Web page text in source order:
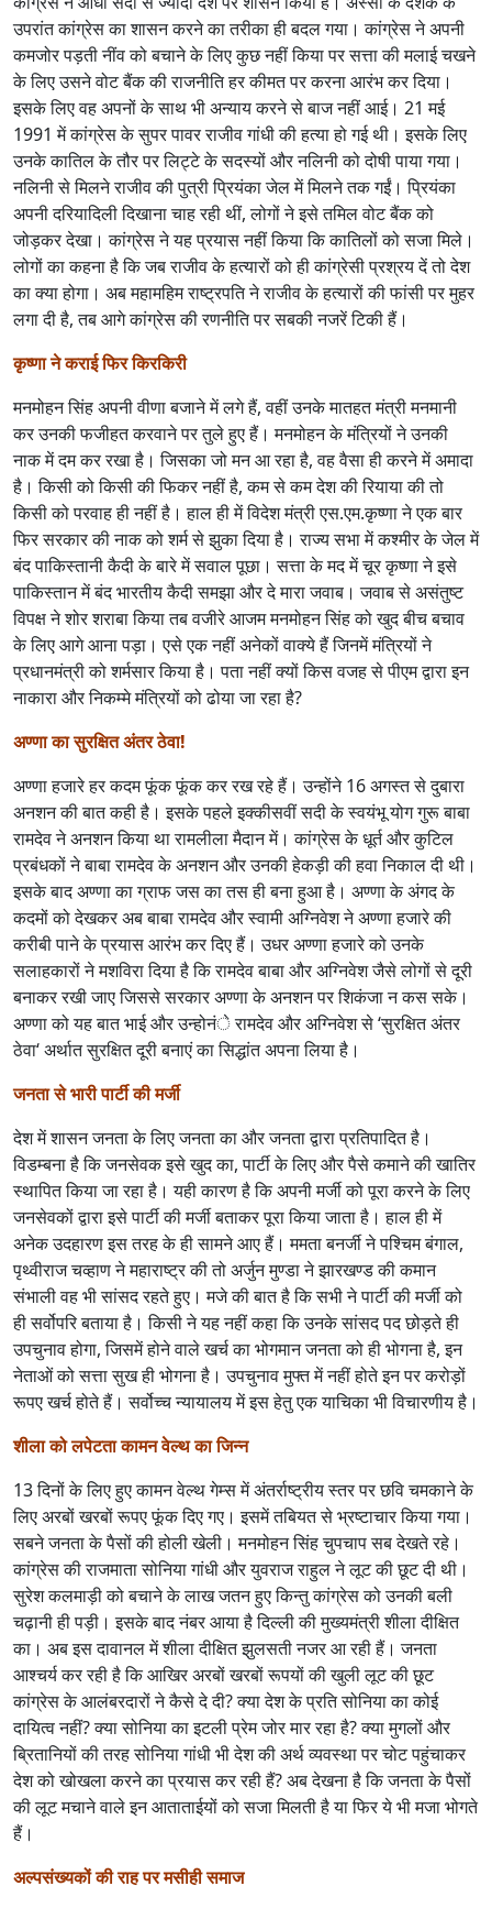
उपरांत कांग्रेस का शासन करने का तरीका ही बदल गया। कांग्रेस ने अपनी
कमजोर पड़ती नींव को बचाने के लिए कुछ नहीं किया पर सत्ता की मलाई चखने
के लिए उसने वोट बैंक की राजनीति हर कीमत पर करना आरंभ कर दिया।
इसके लिए वह अपनों के साथ भी अन्याय करने से बाज नहीं आई। 21 मई
1991 में कांग्रेस के सुपर पावर राजीव गांधी की हत्या हो गई थी। इसके लिए
उनके कातिल के तौर पर लिट्टे के सदस्यों और नलिनी को दोषी पाया गया।
नलिनी से मिलने राजीव की पुत्री प्रियंका जेल में मिलने तक गईं। प्रियंका
अपनी दरियादिली दिखाना चाह रही थीं, लोगों ने इसे तमिल वोट बैंक को
जोड़कर देखा। कांग्रेस ने यह प्रयास नहीं किया कि कातिलों को सजा मिले।
लोगों का कहना है कि जब राजीव के हत्यारों को ही कांग्रेसी प्रश्रय दें तो देश
का क्या होगा। अब महामहिम राष्ट्रपति ने राजीव के हत्यारों की फांसी पर मुहर
लगा दी है, तब आगे कांग्रेस की रणनीति पर सबकी नजरें टिकी हैं।
कृष्णा ने कराई फिर किरकिरी
मनमोहन सिंह अपनी वीणा बजाने में लगे हैं, वहीं उनके मातहत मंत्री मनमानी
कर उनकी फजीहत करवाने पर तुले हुए हैं। मनमोहन के मंत्रियों ने उनकी
नाक में दम कर रखा है। जिसका जो मन आ रहा है, वह वैसा ही करने में अमादा
है। किसी को किसी की फिकर नहीं है, कम से कम देश की रियाया की तो
किसी को परवाह ही नहीं है। हाल ही में विदेश मंत्री एस.एम.कृष्णा ने एक बार
फिर सरकार की नाक को शर्म से झुका दिया है। राज्य सभा में कश्मीर के जेल में
बंद पाकिस्तानी कैदी के बारे में सवाल पूछा। सत्ता के मद में चूर कृष्णा ने इसे
पाकिस्तान में बंद भारतीय कैदी समझा और दे मारा जवाब। जवाब से असंतुष्ट
विपक्ष ने शोर शराबा किया तब वजीरे आजम मनमोहन सिंह को खुद बीच बचाव
के लिए आगे आना पड़ा। एसे एक नहीं अनेकों वाक्ये हैं जिनमें मंत्रियों ने
प्रधानमंत्री को शर्मसार किया है। पता नहीं क्यों किस वजह से पीएम द्वारा इन
नाकारा और निकम्मे मंत्रियों को ढोया जा रहा है?
अण्णा का सुरक्षित अंतर ठेवा!
अण्णा हजारे हर कदम फूंक फूंक कर रख रहे हैं। उन्होंने 16 अगस्त से दुबारा
अनशन की बात कही है। इसके पहले इक्कीसवीं सदी के स्वयंभू योग गुरू बाबा
रामदेव ने अनशन किया था रामलीला मैदान में। कांग्रेस के धूर्त और कुटिल
प्रबंधकों ने बाबा रामदेव के अनशन और उनकी हेकड़ी की हवा निकाल दी थी।
इसके बाद अण्णा का ग्राफ जस का तस ही बना हुआ है। अण्णा के अंगद के
कदमों को देखकर अब बाबा रामदेव और स्वामी अग्निवेश ने अण्णा हजारे की
करीबी पाने के प्रयास आरंभ कर दिए हैं। उधर अण्णा हजारे को उनके
सलाहकारों ने मशविरा दिया है कि रामदेव बाबा और अग्निवेश जैसे लोगों से दूरी
बनाकर रखी जाए जिससे सरकार अण्णा के अनशन पर शिकंजा न कस सके।
अण्णा को यह बात भाई और उन्होनंे रामदेव और अग्निवेश से ‘सुरक्षित अंतर
ठेवा‘ अर्थात सुरक्षित दूरी बनाएं का सिद्धांत अपना लिया है।
जनता से भारी पार्टी की मर्जी
देश में शासन जनता के लिए जनता का और जनता द्वारा प्रतिपादित है।
विडम्बना है कि जनसेवक इसे खुद का, पार्टी के लिए और पैसे कमाने की खातिर
स्थापित किया जा रहा है। यही कारण है कि अपनी मर्जी को पूरा करने के लिए
जनसेवकों द्वारा इसे पार्टी की मर्जी बताकर पूरा किया जाता है। हाल ही में
अनेक उदहारण इस तरह के ही सामने आए हैं। ममता बनर्जी ने पश्चिम बंगाल,
पृथ्वीराज चव्हाण ने महाराष्ट्र की तो अर्जुन मुण्डा ने झारखण्ड की कमान
संभाली वह भी सांसद रहते हुए। मजे की बात है कि सभी ने पार्टी की मर्जी को
ही सर्वोपरि बताया है। किसी ने यह नहीं कहा कि उनके सांसद पद छोड़ते ही
उपचुनाव होगा, जिसमें होने वाले खर्च का भोगमान जनता को ही भोगना है, इन
नेताओं को सत्ता सुख ही भोगना है। उपचुनाव मुफ्त में नहीं होते इन पर करोड़ों
रूपए खर्च होते हैं। सर्वोच्च न्यायालय में इस हेतु एक याचिका भी विचारणीय है।
शीला को लपेटता कामन वेल्थ का जिन्न
13 दिनों के लिए हुए कामन वेल्थ गेम्स में अंतर्राष्ट्रीय स्तर पर छवि चमकाने के
लिए अरबों खरबों रूपए फूंक दिए गए। इसमें तबियत से भ्रष्टाचार किया गया।
सबने जनता के पैसों की होली खेली। मनमोहन सिंह चुपचाप सब देखते रहे।
कांग्रेस की राजमाता सोनिया गांधी और युवराज राहुल ने लूट की छूट दी थी।
सुरेश कलमाड़ी को बचाने के लाख जतन हुए किन्तु कांग्रेस को उनकी बली
चढ़ानी ही पड़ी। इसके बाद नंबर आया है दिल्ली की मुख्यमंत्री शीला दीक्षित
का। अब इस दावानल में शीला दीक्षित झुलसती नजर आ रही हैं। जनता
आश्चर्य कर रही है कि आखिर अरबों खरबों रूपयों की खुली लूट की छूट
कांग्रेस के आलंबरदारों ने कैसे दे दी? क्या देश के प्रति सोनिया का कोई
दायित्व नहीं? क्या सोनिया का इटली प्रेम जोर मार रहा है? क्या मुगलों और
ब्रितानियों की तरह सोनिया गांधी भी देश की अर्थ व्यवस्था पर चोट पहुंचाकर
देश को खोखला करने का प्रयास कर रही हैं? अब देखना है कि जनता के पैसों
की लूट मचाने वाले इन आताताईयों को सजा मिलती है या फिर ये भी मजा भोगते
हैं।
अल्पसंख्यकों की राह पर मसीही समाज